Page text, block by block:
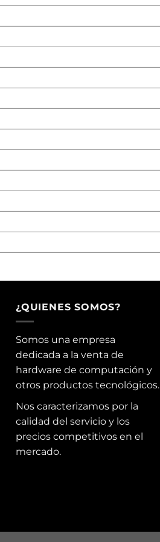
¿QUIENES SOMOS?
Somos una empresa
dedicada a la venta de
hardware de computación y
otros productos tecnológicos.
Nos caracterizamos por la
calidad del servicio y los
precios competitivos en el
mercado.